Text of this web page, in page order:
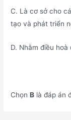
C. Là cơ sở cho
tạo và phát triển
D. Nhằm điều
ChọnB là đáp án